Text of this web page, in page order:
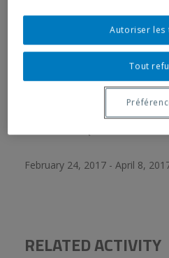
GRAHAM FAGEN. THE
February 24, 2017 - April 8,
RELATED ACTIVITY
Tout
Autoriser les